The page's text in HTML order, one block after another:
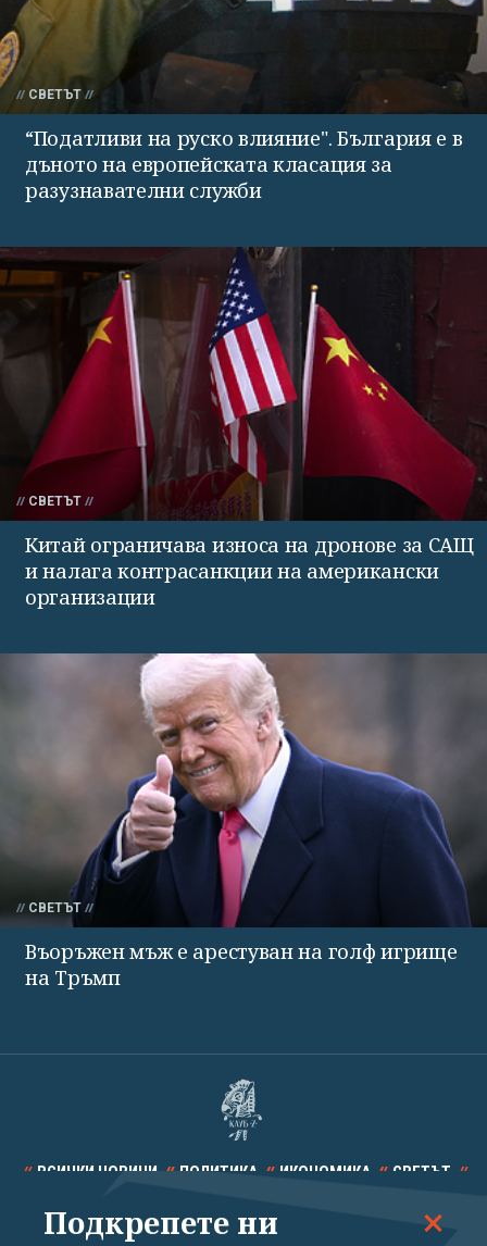
СВЕТЪТ
“Податливи на руско влияние". България е в
дъното на европейската класация за
разузнавателни служби
СВЕТЪТ
Китай ограничава износа на дронове за САЩ
и налага контрасанкции на американски
организации
СВЕТЪТ
Въоръжен мъж е арестуван на голф игрище
на Тръмп
ВСИЧКИ НОВИНИ ПОЛИТИКА ИКОНОМИКА СВЕТЪТ
СПОРТ КУЛТУРА ТЕХНОЛОГИИ КАЛЕЙДОСКОП
Подкрепете ни